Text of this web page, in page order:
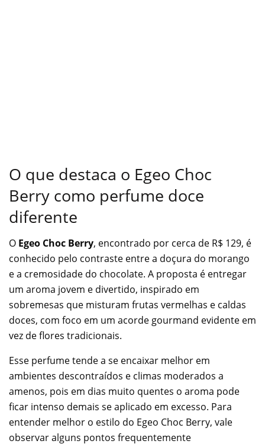
O que destaca o Egeo Choc
Berry como perfume doce
diferente
O Egeo Choc Berry, encontrado por cerca de R$ 129, é
conhecido pelo contraste entre a doçura do morango
e a cremosidade do chocolate. A proposta é entregar
um aroma jovem e divertido, inspirado em
sobremesas que misturam frutas vermelhas e caldas
doces, com foco em um acorde gourmand evidente em
vez de flores tradicionais.
Esse perfume tende a se encaixar melhor em
ambientes descontraídos e climas moderados a
amenos, pois em dias muito quentes o aroma pode
ficar intenso demais se aplicado em excesso. Para
entender melhor o estilo do Egeo Choc Berry, vale
observar alguns pontos frequentemente